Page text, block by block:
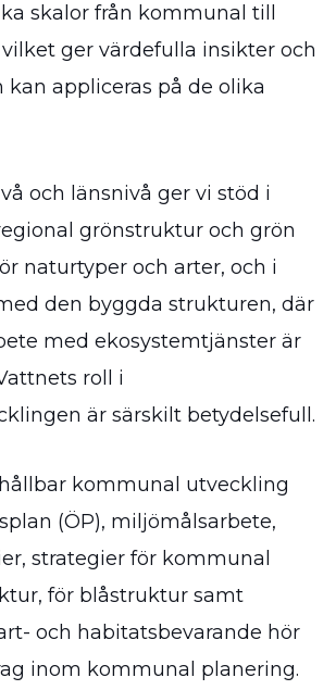
skalor från kommunal till
ger värdefulla insikter och
kan appliceras på de olika
och länsnivå ger vi stöd i
grönstruktur och grön
naturtyper och arter, och i
den byggda strukturen, där
med ekosystemtjänster är
roll i
är särskilt betydelsefull.
kommunal utveckling
(ÖP), miljömålsarbete,
strategier för kommunal
för blåstruktur samt
och habitatsbevarande hör
inom kommunal planering.